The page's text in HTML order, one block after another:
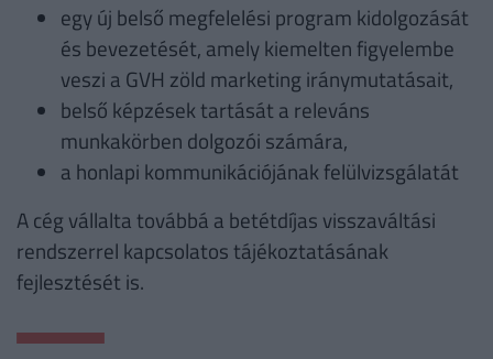
egy új belső megfelelési program kidolgozását
és bevezetését, amely kiemelten figyelembe
veszi a GVH zöld marketing iránymutatásait,
belső képzések tartását a releváns
munkakörben dolgozói számára,
a honlapi kommunikációjának felülvizsgálatát
A cég vállalta továbbá a betétdíjas visszaváltási
rendszerrel kapcsolatos tájékoztatásának
fejlesztését is.